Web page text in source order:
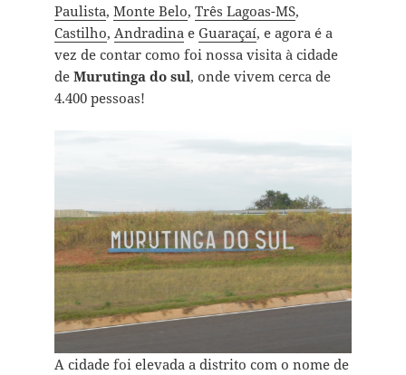
Paulista, Monte Belo, Três Lagoas-MS,
Castilho, Andradinae Guaraçaí, e agora é a
vez de contar como foi nossa visita à cidade
de Murutinga do sul, onde vivem cerca de
4.400 pessoas!
A cidade foi elevada a distrito com o nome de